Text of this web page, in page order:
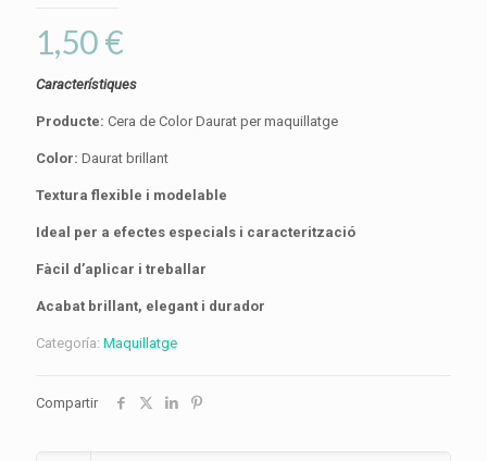
1,50€
Característiques
Producte: Cera de Color Daurat per maquillatge
Color: Daurat brillant
Textura flexible i modelable
Ideal per a efectes especials i caracterització
Fàcil d’aplicar i treballar
Acabat brillant, elegant i durador
Categoría: Maquillatge
Compartir